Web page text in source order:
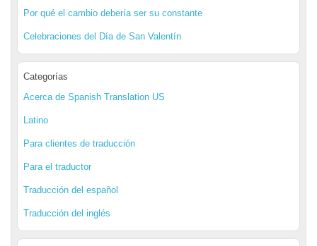
Por qué el cambio debería ser su constante
Celebraciones del Día de San Valentín
Categorías
Acerca de Spanish Translation US
Latino
Para clientes de traducción
Para el traductor
Traducción del español
Traducción del inglés